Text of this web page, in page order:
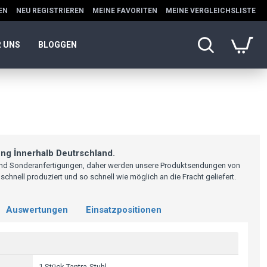
NEU REGISTRIEREN MEINE FAVORITEN MEINE VERGLEICHSLISTE
UNS BLOGGEN
İnnerhalb Deutrschland.
Sonderanfertigungen, daher werden unsere Produktsendungen von
produziert und so schnell wie möglich an die Fracht geliefert.
Auswertungen Einsatzpositionen